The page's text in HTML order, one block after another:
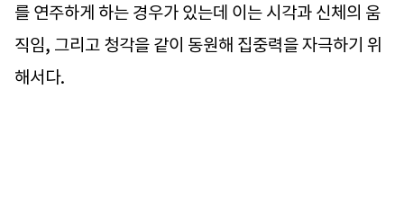
를 연주하게 하는 경우가 있는데 이는 시각과 신체의 움
직임, 그리고 청각을 같이 동원해 집중력을 자극하기 위
해서다.